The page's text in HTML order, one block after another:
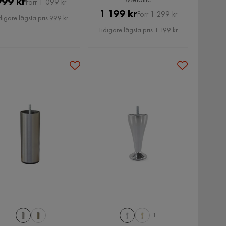
Pris
Förr 1 099 kr
lägsta pris 999 kr Pris
1 199 krOriginal
Pris
Förr 1 299 kr
Tidigare lägsta pris 1 199 kr
+1